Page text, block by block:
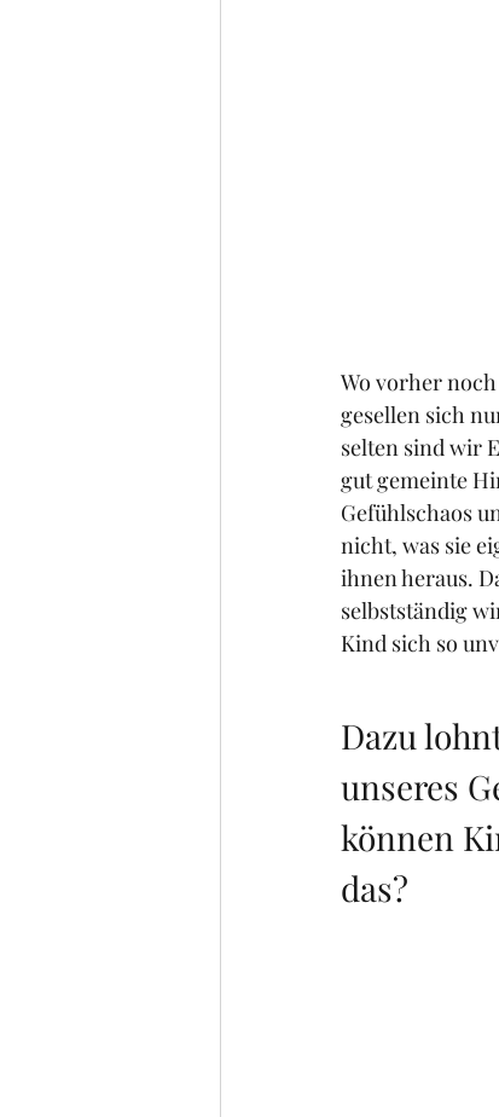
Wo vorher
gesellen sich
selten sind wir
gut gemeinte
Gefühlschaos
nicht, was sie
ihnen heraus.
selbstständig
Kind sich so
Dazu
unseres
können
das?